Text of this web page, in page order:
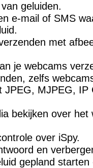
geluiden.
e-mail of SMS
met
je webcams
zelfs
MJPEG, IP
bekijken over het
over iSpy.
en
gepland